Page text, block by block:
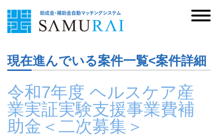
現在進んでいる案件一覧<案件詳細
令和7年度 ヘルスケア産
業実証実験支援事業費補
助金＜二次募集＞